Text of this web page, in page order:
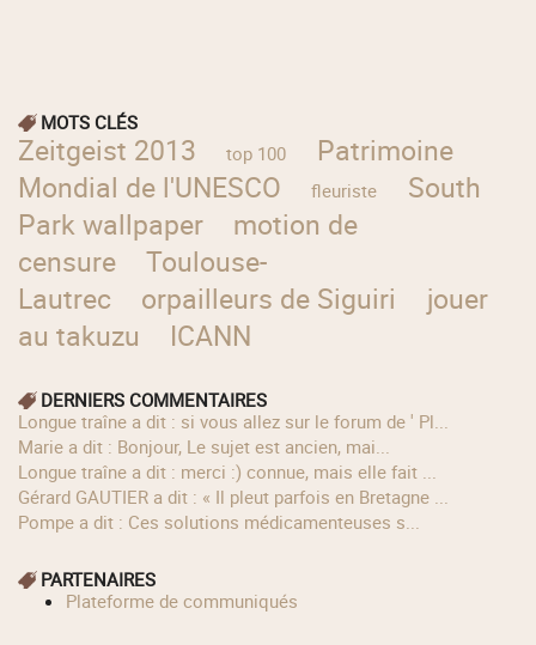
MOTS CLÉS
Zeitgeist 2013 top 100
Patrimoine
Mondial de l'UNESCO
fleuriste
South
Park wallpaper
motion de
censure
Toulouse-
Lautrec
orpailleurs de Siguiri
jouer
au takuzu
ICANN
DERNIERS COMMENTAIRES
longue traîne a dit : si vous allez sur le forum de ' Pl...
Marie a dit : Bonjour, Le sujet est ancien, mai...
longue traîne a dit : merci :) connue, mais elle fait ...
Gérard GAUTIER a dit : « Il pleut parfois en Bretagne ...
Pompe a dit : Ces solutions médicamenteuses s...
PARTENAIRES
Plateforme de communiqués